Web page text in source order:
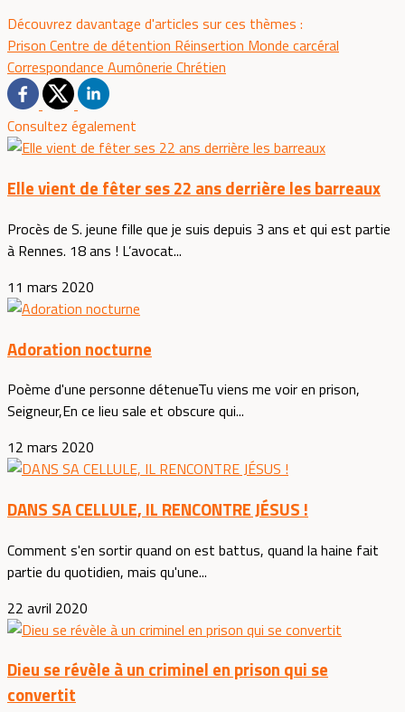
Découvrez davantage d'articles sur ces thèmes :
Prison Centre de détention Réinsertion Monde carcéral
Correspondance Aumônerie Chrétien
Consultez également
Elle vient de fêter ses 22 ans derrière les barreaux
Procès de S. jeune fille que je suis depuis 3 ans et qui est partie
à Rennes. 18 ans ! L’avocat...
11 mars 2020
Adoration nocturne
Poème d'une personne détenueTu viens me voir en prison,
Seigneur,En ce lieu sale et obscure qui...
12 mars 2020
DANS SA CELLULE, IL RENCONTRE JÉSUS !
Comment s'en sortir quand on est battus, quand la haine fait
partie du quotidien, mais qu'une...
22 avril 2020
Dieu se révèle à un criminel en prison qui se
convertit